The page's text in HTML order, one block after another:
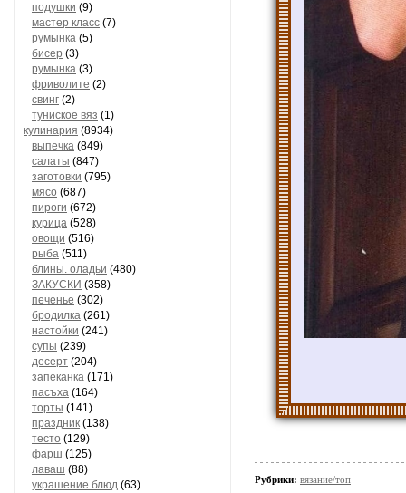
подушки (9)
мастер класс (7)
румынка (5)
бисер (3)
румынка (3)
фриволите (2)
свинг (2)
туниское вяз (1)
кулинария (8934)
выпечка (849)
салаты (847)
заготовки (795)
мясо (687)
пироги (672)
курица (528)
овощи (516)
рыба (511)
блины. оладьи (480)
ЗАКУСКИ (358)
печенье (302)
бродилка (261)
настойки (241)
супы (239)
десерт (204)
запеканка (171)
пасъха (164)
торты (141)
праздник (138)
тесто (129)
фарш (125)
лаваш (88)
украшение блюд (63)
Рубрики: вязание/топ